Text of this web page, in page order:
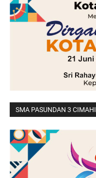
SMA PASUNDAN 3 CIMAHI